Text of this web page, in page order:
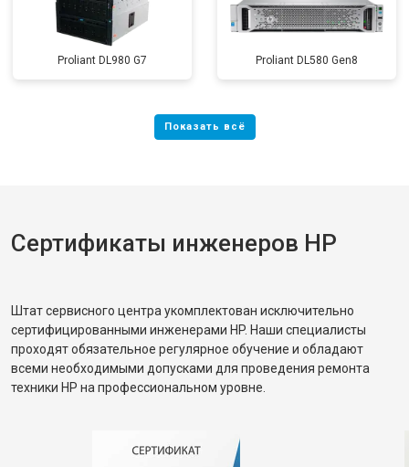
Proliant DL980 G7 Proliant DL580 Gen8
Сертификаты инженеров HP
Штат сервисного центра укомплектован исключительно
сертифицированными инженерами HP. Наши специалисты
проходят обязательное регулярное обучение и обладают
всеми необходимыми допусками для проведения ремонта
техники HP на профессиональном уровне.